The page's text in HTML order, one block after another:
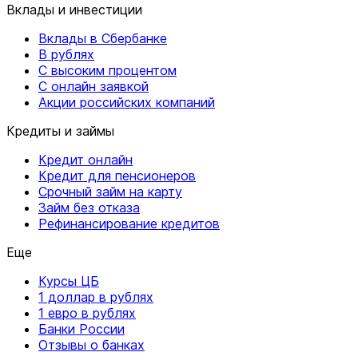
Вклады и инвестиции
Вклады в Сбербанке
В рублях
С высоким процентом
С онлайн заявкой
Акции российских компаний
Кредиты и займы
Кредит онлайн
Кредит для пенсионеров
Срочный займ на карту
Займ без отказа
Рефинансирование кредитов
Еще
Курсы ЦБ
1 доллар в рублях
1 евро в рублях
Банки России
Отзывы о банках